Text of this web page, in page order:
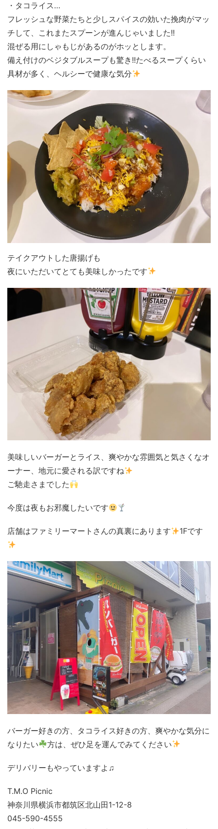
・タコライス…
フレッシュな野菜たちと少しスパイスの効いた挽肉がマッ
チして、これまたスプーンが進んじゃいました!!
混ぜる用にしゃもじがあるのがホッとします。
備え付けのベジタブルスープも驚き!!たべるスープくらい
具材が多く、ヘルシーで健康な気分
テイクアウトした唐揚げも
夜にいただいてとても美味しかったです
美味しいバーガーとライス、爽やかな雰囲気と気さくなオ
ーナー、地元に愛される訳ですね
ご馳走さまでした
今度は夜もお邪魔したいです
店舗はファミリーマートさんの真裏にあります 1Fです
バーガー好きの方、タコライス好きの方、爽やかな気分に
なりたい
方は、ぜひ足を運んでみてください
デリバリーもやっていますよ♫
T.M.O Picnic
神奈川県横浜市都筑区北山田1-12-8
045-590-4555